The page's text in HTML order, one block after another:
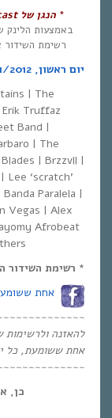
* הנגן של
באמצעות הלינק
רשימת
יום ראשון, 4/11/2012, התארחו בתוכנית
| The
Truffaz
Band |
| The
| Brzzvll |
‘scratch’
Paralela |
Vegas | Alex
Afrobeat
* רשימת השידור
אחת
להאזנה ולרשימות
אחת ששומעת,כל
כן,